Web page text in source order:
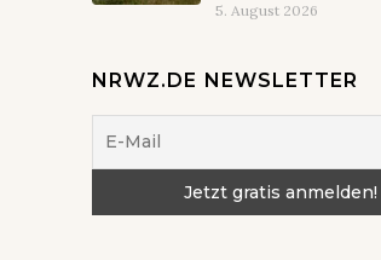
5. August 2026
NRWZ.DE NEWSLETTER